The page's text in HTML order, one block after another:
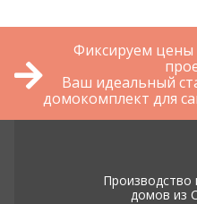
Фиксируем цены
Ваш идеальный
домокомплект для
Производство
домов из